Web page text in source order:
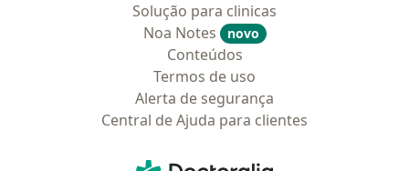
Solução para clinicas
Noa Notes
novo
Conteúdos
Termos de uso
Alerta de segurança
Central de Ajuda para clientes
Doctoralia - Homepage